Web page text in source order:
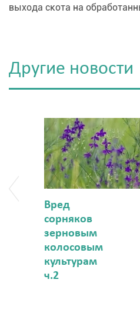
выхода скота на
Другие новости
Вред
сорняков
зерновым
колосовым
культурам
ч.2